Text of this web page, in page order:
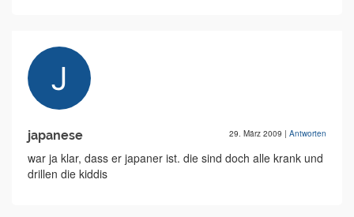
japanese 29. März 2009 | Antworten
war ja klar, dass er japaner ist. die sind doch alle krank und
drillen die kiddis